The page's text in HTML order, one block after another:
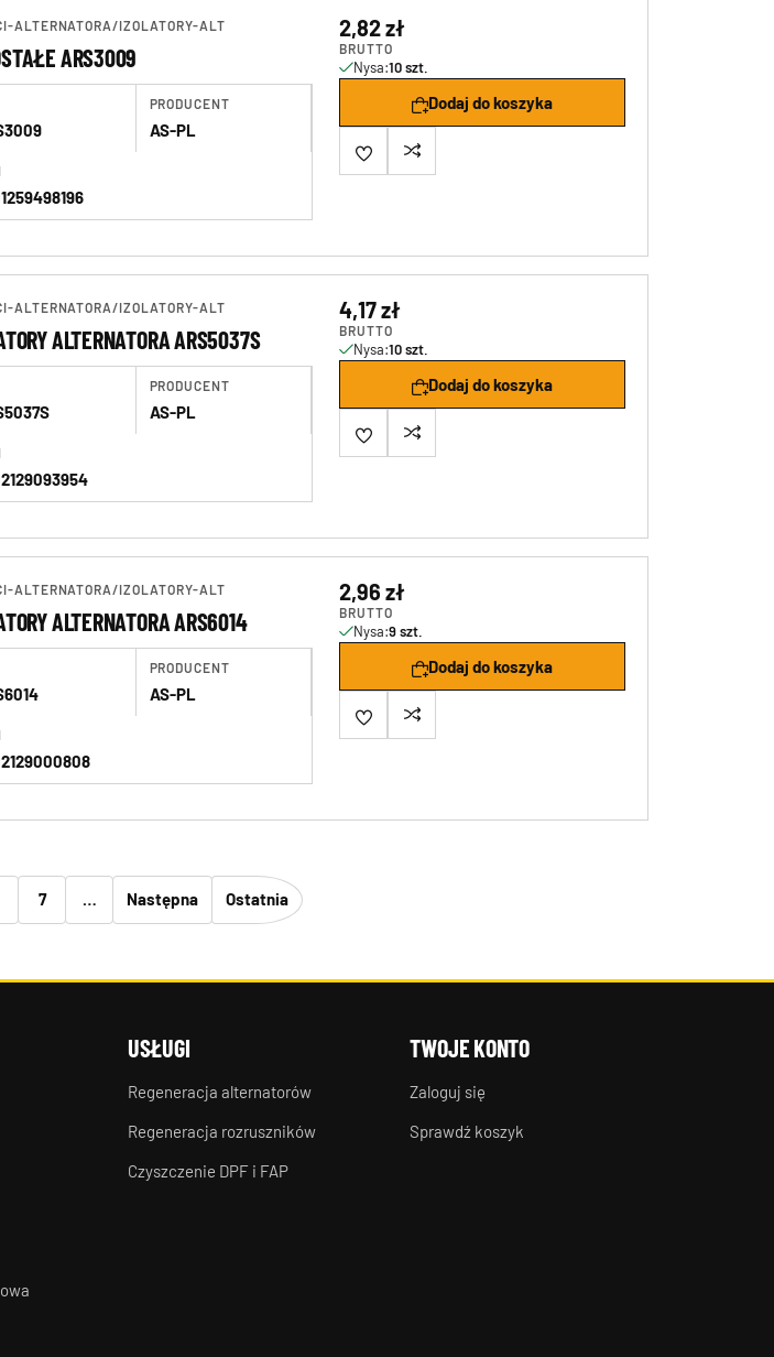
ALTERNATORA/IZOLATORY-ALT
ARS3009
PRODUCENT
AS-PL
2,82 zł
BRUTTO
Nysa:10 szt.
Dodaj do koszyka
ALTERNATORA/IZOLATORY-ALT
ALTERNATORA ARS5037S
PRODUCENT
AS-PL
4,17 zł
BRUTTO
Nysa:10 szt.
Dodaj do koszyka
ALTERNATORA/IZOLATORY-ALT
ALTERNATORA ARS6014
PRODUCENT
AS-PL
2,96 zł
BRUTTO
Nysa:9 szt.
Dodaj do koszyka
7 … Następna Ostatnia
USŁUGI
Regeneracja alternatorów
Regeneracja rozruszników
Czyszczenie DPF i FAP
TWOJE KONTO
Zaloguj się
Sprawdź koszyk